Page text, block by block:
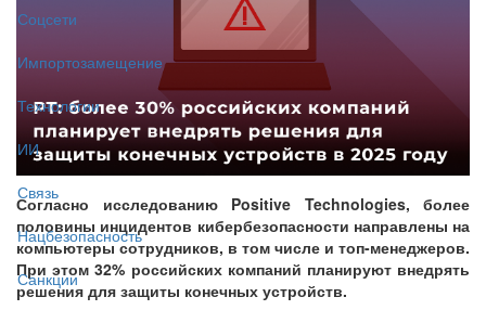
Соцсети
Импортозамещение
Технологии
ИИ
Связь
Нацбезопасность
Санкции
Согласно исследованию Positive Technologies, более
половины инцидентов кибербезопасности направлены на
компьютеры сотрудников, в том числе и топ-менеджеров.
При этом 32% российских компаний планируют внедрять
решения для защиты конечных устройств.